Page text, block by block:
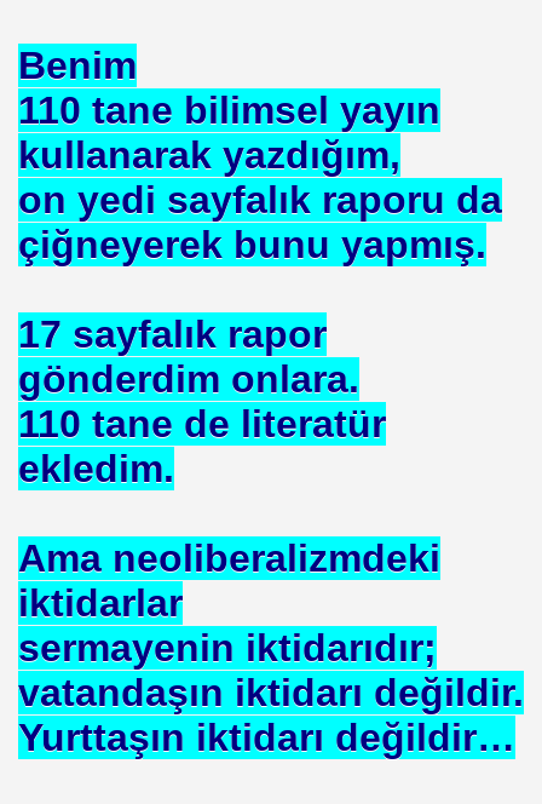
Benim
110 tane bilimsel yayın
kullanarak yazdığım,
on yedi sayfalık raporu da
çiğneyerek bunu yapmış.
17 sayfalık rapor
gönderdim onlara.
110 tane de literatür
ekledim.
Ama neoliberalizmdeki
iktidarlar
sermayenin iktidarıdır;
vatandaşın iktidarı değildir.
Yurttaşın iktidarı değildir…
ILERI GÖRÜŞLÜ GÜNEŞ ENERJI GÖNÜLLÜSÜ
YÜKSEK MIMAR
MESALARININ SIRRI ?
KARIŞIMI
ÖRGÜTÜ ALPER TAN